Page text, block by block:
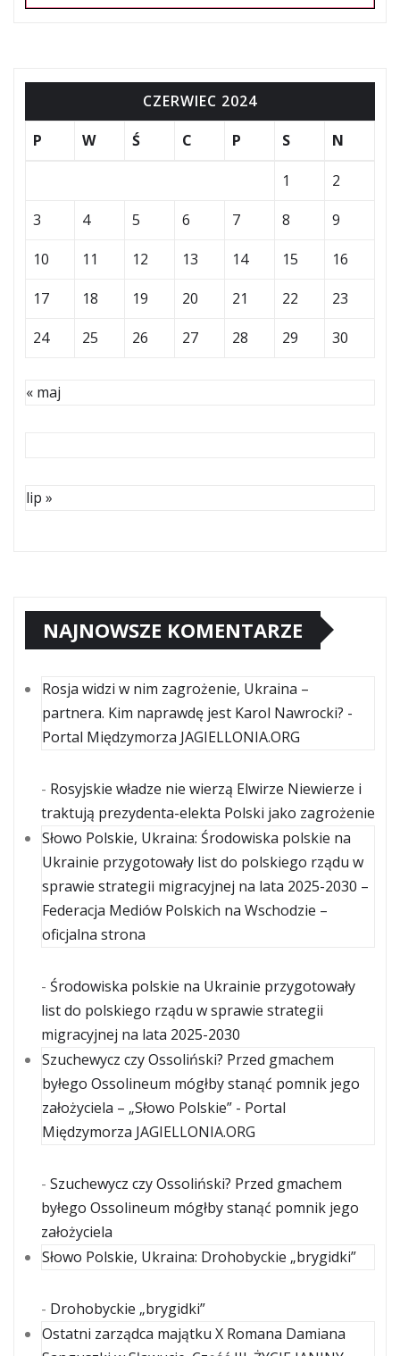
CZERWIEC 2024
P
W Ś C P S N
1
2
3
4 5 6 7 8
9
10
11 12 13 14 15
16
17
18 19 20 21 22
23
24
25 26 27 28 29 30
« maj
lip »
NAJNOWSZE KOMENTARZE
Rosja widzi w nim zagrożenie, Ukraina –
partnera. Kim naprawdę jest Karol Nawrocki? -
Portal Międzymorza JAGIELLONIA.ORG
- Rosyjskie władze nie wierzą Elwirze Niewierze i
traktują prezydenta-elekta Polski jako zagrożenie
Słowo Polskie, Ukraina: Środowiska polskie na
Ukrainie przygotowały list do polskiego rządu w
sprawie strategii migracyjnej na lata 2025-2030 –
Federacja Mediów Polskich na Wschodzie –
oficjalna strona
- Środowiska polskie na Ukrainie przygotowały
list do polskiego rządu w sprawie strategii
migracyjnej na lata 2025-2030
Szuchewycz czy Ossoliński? Przed gmachem
byłego Ossolineum mógłby stanąć pomnik jego
założyciela – „Słowo Polskie” - Portal
Międzymorza JAGIELLONIA.ORG
- Szuchewycz czy Ossoliński? Przed gmachem
byłego Ossolineum mógłby stanąć pomnik jego
założyciela
Słowo Polskie, Ukraina: Drohobyckie „brygidki”
- Drohobyckie „brygidki”
Ostatni zarządca majątku X Romana Damiana